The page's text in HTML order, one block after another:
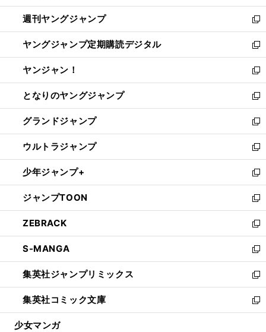
開
く
ウ
で
開
く
ン
ド
ウ
で
開
く
ウ
ィ
ン
ド
ウ
で
開
く
週刊ヤングジャンプ
新
し
い
ウ
ィ
ン
ド
ウ
で
開
く
ヤングジャンプ定期購読デジタル
新
し
い
ウ
ィ
ン
ド
ウ
で
開
く
ヤンジャン！
新
し
い
ウ
ィ
ン
ド
ウ
で
開
く
となりのヤングジャンプ
新
し
い
ウ
ィ
ン
ド
ウ
で
開
く
グランドジャンプ
新
し
い
ウ
ィ
ン
ド
ウ
で
開
く
ウルトラジャンプ
新
し
い
ウ
ィ
ン
ド
ウ
で
開
く
少年ジャンプ+
新
し
い
ウ
ィ
ン
ド
ウ
で
開
く
ジャンプTOON
新
し
い
ウ
ィ
ン
ド
ウ
で
開
ZEBRACK
新
し
い
ウ
ィ
ン
ド
ウ
S-MANGA
新
し
い
ウ
ィ
ン
集英社ジャンプリミックス
新
し
い
ウ
集英社コミック文庫
新
し
少女マンガ